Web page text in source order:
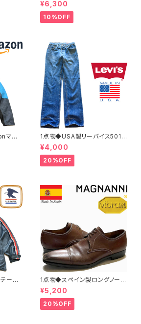
トリ
中古
6.5レディースOKアメカジ90s
ストリートUSスポーツ中古スニ
ーカーBOSTONIAN362316
¥6,300
10%OFF
マウ
ンジ
ィース
US
1点物◆USA製リーバイス501ビ
ンテージ黒カン80sジーンズ古
着メンズレディースOKアメカジ/
ストリート/ブランドアメリカ製デ
ニムパンツ372581
¥4,000
20%OFF
ージ
ット
OKア
テン
1点物◆スペイン製ロングノーズ
茶革靴レザーシューズ古着メン
ズ31レディースOKアメカジ90s
ストリート中古ブランド13ビッグ
サイズ373489
¥5,200
20%OFF